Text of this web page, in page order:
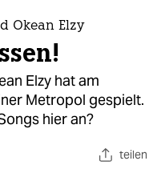
Okean Elzy
Elzy hat am
Metropol gespielt.
hier an?
teilen